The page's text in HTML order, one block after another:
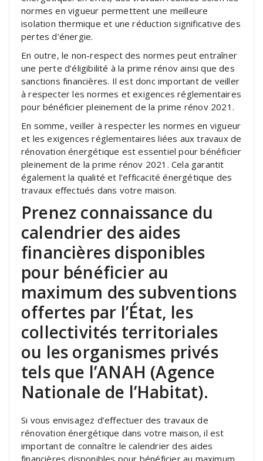
normes en vigueur permettent une meilleure
isolation thermique et une réduction significative des
pertes d’énergie.
En outre, le non-respect des normes peut entraîner
une perte d’éligibilité à la prime rénov ainsi que des
sanctions financières. Il est donc important de veiller
à respecter les normes et exigences réglementaires
pour bénéficier pleinement de la prime rénov 2021.
En somme, veiller à respecter les normes en vigueur
et les exigences réglementaires liées aux travaux de
rénovation énergétique est essentiel pour bénéficier
pleinement de la prime rénov 2021. Cela garantit
également la qualité et l’efficacité énergétique des
travaux effectués dans votre maison.
Prenez connaissance du
calendrier des aides
financières disponibles
pour bénéficier au
maximum des subventions
offertes par l’État, les
collectivités territoriales
ou les organismes privés
tels que l’ANAH (Agence
Nationale de l’Habitat).
Si vous envisagez d’effectuer des travaux de
rénovation énergétique dans votre maison, il est
important de connaître le calendrier des aides
financières disponibles pour bénéficier au maximum